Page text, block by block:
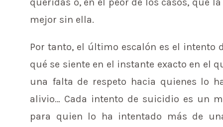
mejor sin ella.
Por tanto, el último escalón es el intento
qué se siente en el instante exacto en el
una falta de respeto hacia quienes lo
alivio… Cada intento de suicidio es un
para quien lo ha intentado más de